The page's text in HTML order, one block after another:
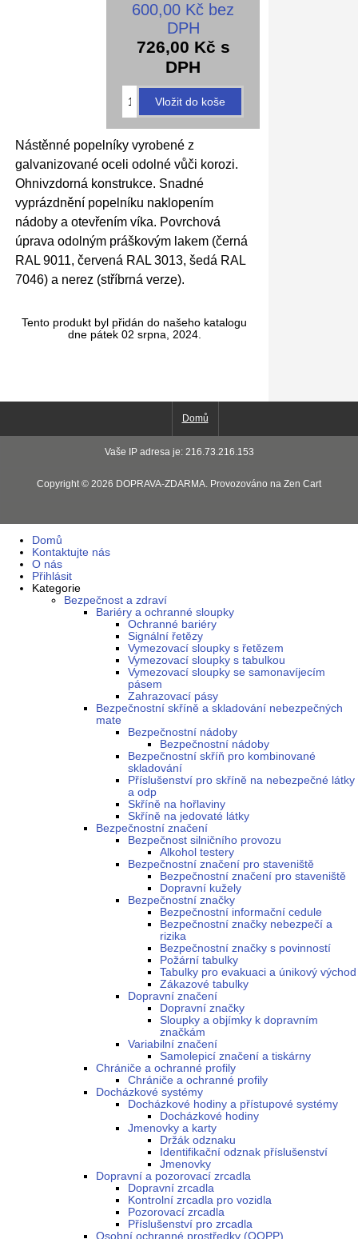
600,00 Kč bez
DPH
726,00 Kč s
DPH
Nástěnné popelníky vyrobené z
galvanizované oceli odolné vůči korozi.
Ohnivzdorná konstrukce. Snadné
vyprázdnění popelníku naklopením
nádoby a otevřením víka. Povrchová
úprava odolným práškovým lakem (černá
RAL 9011, červená RAL 3013, šedá RAL
7046) a nerez (stříbrná verze).
Tento produkt byl přidán do našeho katalogu
dne pátek 02 srpna, 2024.
Domů
Vaše IP adresa je: 216.73.216.153
Copyright © 2026 DOPRAVA-ZDARMA. Provozováno na Zen Cart
Domů
Kontaktujte nás
O nás
Přihlásit
Kategorie
Bezpečnost a zdraví
Bariéry a ochranné sloupky
Ochranné bariéry
Signální řetězy
Vymezovací sloupky s řetězem
Vymezovací sloupky s tabulkou
Vymezovací sloupky se samonavíjecím
pásem
Zahrazovací pásy
Bezpečnostní skříně a skladování nebezpečných
mate
Bezpečnostní nádoby
Bezpečnostní nádoby
Bezpečnostní skříň pro kombinované
skladování
Příslušenství pro skříně na nebezpečné látky
a odp
Skříně na hořlaviny
Skříně na jedovaté látky
Bezpečnostní značení
Bezpečnost silničního provozu
Alkohol testery
Bezpečnostní značení pro staveniště
Bezpečnostní značení pro staveniště
Dopravní kužely
Bezpečnostní značky
Bezpečnostní informační cedule
Bezpečnostní značky nebezpečí a
rizika
Bezpečnostní značky s povinností
Požární tabulky
Tabulky pro evakuaci a únikový východ
Zákazové tabulky
Dopravní značení
Dopravní značky
Sloupky a objímky k dopravním
značkám
Variabilní značení
Samolepicí značení a tiskárny
Chrániče a ochranné profily
Chrániče a ochranné profily
Docházkové systémy
Docházkové hodiny a přístupové systémy
Docházkové hodiny
Jmenovky a karty
Držák odznaku
Identifikační odznak příslušenství
Jmenovky
Dopravní a pozorovací zrcadla
Dopravní zrcadla
Kontrolní zrcadla pro vozidla
Pozorovací zrcadla
Příslušenství pro zrcadla
Osobní ochranné prostředky (OOPP)